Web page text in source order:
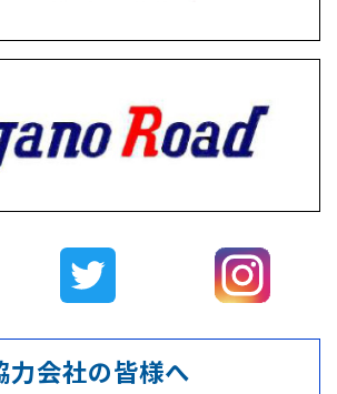
力会社の皆様へ